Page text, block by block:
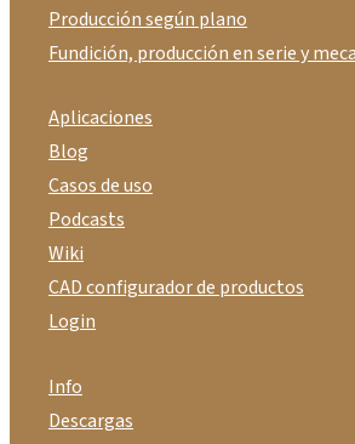
Producción según plano
Fundición, producción en serie y
Aplicaciones
Blog
Casos de uso
Podcasts
Wiki
CAD configurador de productos
Login
Info
Descargas